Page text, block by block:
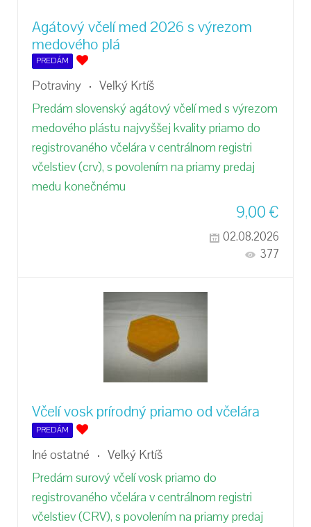
Agátový včelí med 2026 s výrezom
medového plá
PREDÁM
Potraviny
Veľký Krtíš
Predám slovenský agátový včelí med s výrezom
medového plástu najvyššej kvality priamo do
registrovaného včelára v centrálnom registri
včelstiev (crv), s povolením na priamy predaj
medu konečnému
9,00€
02.08.2026
377
Včelí vosk prírodný priamo od včelára
PREDÁM
Iné ostatné
Veľký Krtíš
Predám surový včelí vosk priamo do
registrovaného včelára v centrálnom registri
včelstiev (CRV), s povolením na priamy predaj